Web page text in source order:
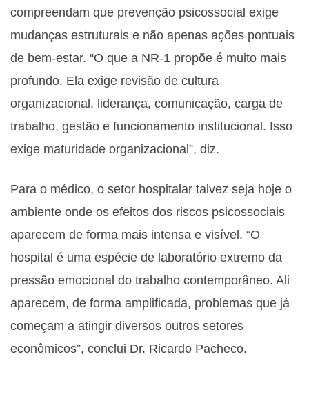
compreendam que prevenção psicossocial exige
mudanças estruturais e não apenas ações pontuais
de bem-estar. “O que a NR-1 propõe é muito mais
profundo. Ela exige revisão de cultura
organizacional, liderança, comunicação, carga de
trabalho, gestão e funcionamento institucional. Isso
exige maturidade organizacional”, diz.
Para o médico, o setor hospitalar talvez seja hoje o
ambiente onde os efeitos dos riscos psicossociais
aparecem de forma mais intensa e visível. “O
hospital é uma espécie de laboratório extremo da
pressão emocional do trabalho contemporâneo. Ali
aparecem, de forma amplificada, problemas que já
começam a atingir diversos outros setores
econômicos”, conclui Dr. Ricardo Pacheco.